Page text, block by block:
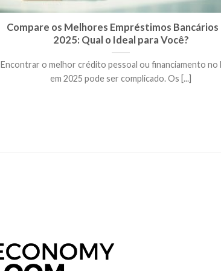
Compare os Melhores Empréstimos Bancários
2025: Qual o Ideal para Você?
Encontrar o melhor crédito pessoal ou financiamento no
em 2025 pode ser complicado. Os [...]